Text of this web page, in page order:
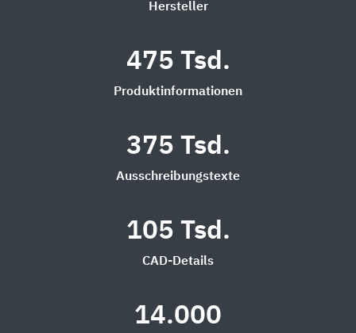
Hersteller
475 Tsd.
Produktinformationen
375 Tsd.
Ausschreibungstexte
105 Tsd.
CAD-Details
14.000